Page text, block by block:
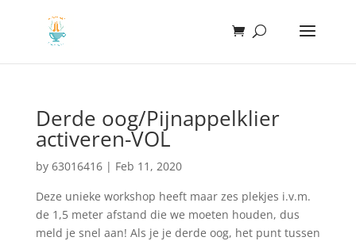
Derde oog/Pijnappelklier
activeren-VOL
by 63016416| Feb 11, 2020
Deze unieke workshop heeft maar zes plekjes i.v.m.
de 1,5 meter afstand die we moeten houden, dus
meld je snel aan! Als je je derde oog, het punt tussen